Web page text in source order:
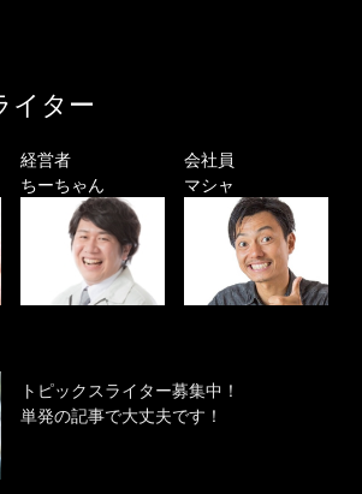
イター
経営者
ちーちゃん
会社員
マシャ
トピックスライター募集中！
単発の記事で大丈夫です！